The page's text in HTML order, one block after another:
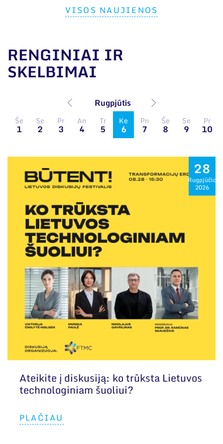
VISOS NAUJIENOS
RENGINIAI IR
SKELBIMAI
Rugpjūtis
Še
1
Se
2
Pr
3
An
4
Tr
5
Ke
6
Pn
7
Še
8
Se
9
Pr
10
28
Rugpjūčio
2026
Ateikite į diskusiją: ko trūksta Lietuvos
technologiniam šuoliui?
PLAČIAU